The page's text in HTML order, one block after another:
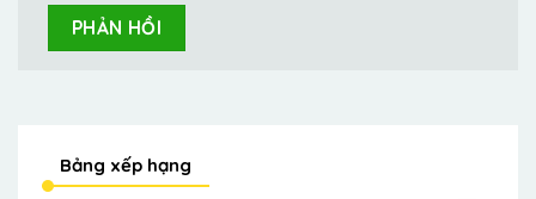
Bảng xếp hạng